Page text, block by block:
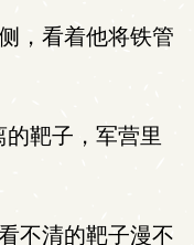
，看着他将铁管
靶子，军营里
不清的靶子漫不